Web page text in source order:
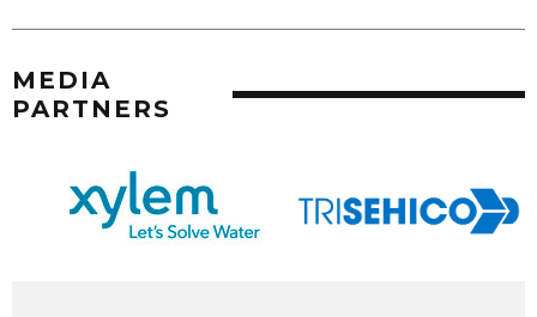
MEDIA
PARTNERS